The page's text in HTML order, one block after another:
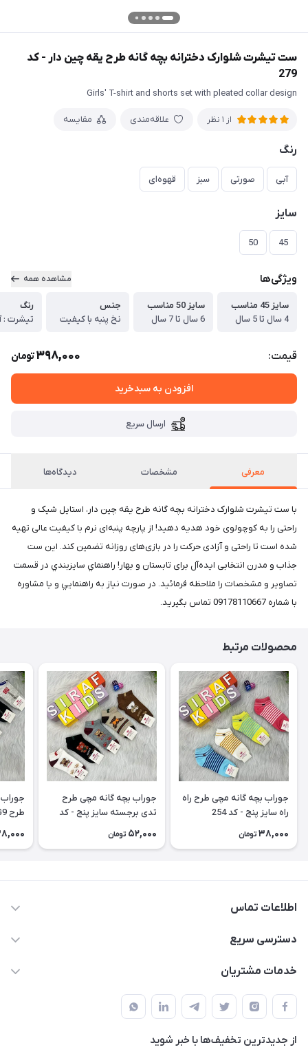
ست تیشرت شلوارک دخترانه بچه گانه طرح یقه چین دار - کد
279
Girls' T-shirt and shorts set with pleated collar design
از 1 نظر علاقه‌مندی مقایسه
رنگ
آبی صورتی سبز قهوه‌ای
سایز
45
50
ویژگی‌ها مشاهده همه
سایز 45 مناسب
4 سال تا 5 سال
سایز 50 مناسب
6 سال تا 7 سال
جنس
نخ پنبه با کیفیت
رنگ
قیمت: 398,000تومان
افزودن به سبدخرید
ارسال سریع
معرفی مشخصات دیدگاه‌ها
با ست تیشرت شلوارک دخترانه بچه گانه طرح یقه چین دار، استایل شیک و
راحتی را به کوچولوی خود هدیه دهید! از پارچه پنبه‌ای نرم با کیفیت عالی تهیه
شده است تا راحتی و آزادی حرکت را در بازی‌های روزانه تضمین کند. این ست
جذاب و مدرن انتخابی ایده‌آل برای تابستان و بهار! راهنماي سايزبندي در قسمت
تصاوير و مشخصات را ملاحظه فرمائيد. در صورت نياز به راهنمايي و يا مشاوره
با شماره 09178110667 تماس بگيريد.
محصولات مرتبط
جوراب بچه گانه مچی طرح راه
راه سایز پنج - کد 254
38,000 تومان
جوراب بچه گانه مچی طرح
تدی برجسته سایز پنج - کد
52,000 تومان
طرح G9 سایز پنج - کد 252
اطلاعات تماس
09178110667
پاسارگارد۷ – کنار نانوایی – دفتر مجموعه سیراف
دسترسی سریع
حساب کاربری
درباره ما
تماس با ما
خدمات مشتریان
قوانین و مقررات
حریم خصوصی
راهنما
از جدید‌ترین تخفیف‌ها با‌ خبر شوید